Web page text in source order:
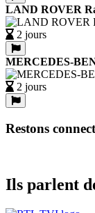
LAND ROVER
2 jours
MERCEDES-
2 jours
Restons
Ils parlent